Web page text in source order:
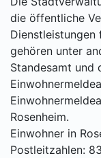
die öffentliche
Dienstleistungen
gehören unter
Standesamt und
Rosenheim.
Einwohner in
Postleitzahlen: